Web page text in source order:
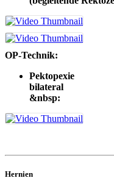
OP-Technik:
Pektopexie
bilateral
&nbsp:
Hernien